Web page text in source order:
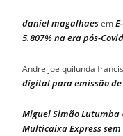
daniel magalhaesem
5.807% na era pós-
Andre joe quilunda
digital para emissão
Miguel Simão Lutumba
Multicaixa Express sem